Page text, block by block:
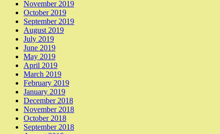
November 2019
October 2019
September 2019
August 2019
July 2019
June 2019
May 2019
April 2019
March 2019
February 2019
January 2019
December 2018
November 2018
October 2018
September 2018